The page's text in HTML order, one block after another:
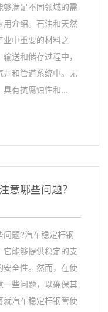
够满足不同领域的需
用介绍。石油和天然
中重要的材料之
送和储存过程中，
井和管道系统中。无
有抗腐蚀性和...
意哪些问题？
问题?汽车稳定杆钢
它能够提供稳定的支
安全性。然而，在使
一些问题，以确保其
就汽车稳定杆钢管使